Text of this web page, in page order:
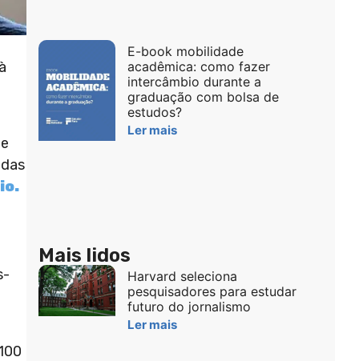
E-book mobilidade
acadêmica: como fazer
intercâmbio durante a
graduação com bolsa de
estudos?
Ler mais
Mais lidos
Harvard seleciona
pesquisadores para estudar
futuro do jornalismo
Ler mais